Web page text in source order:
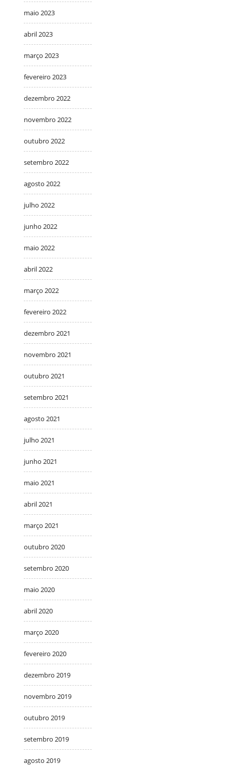
maio 2023
abril 2023
março 2023
fevereiro 2023
dezembro 2022
novembro 2022
outubro 2022
setembro 2022
agosto 2022
julho 2022
junho 2022
maio 2022
abril 2022
março 2022
fevereiro 2022
dezembro 2021
novembro 2021
outubro 2021
setembro 2021
agosto 2021
julho 2021
junho 2021
maio 2021
abril 2021
março 2021
outubro 2020
setembro 2020
maio 2020
abril 2020
março 2020
fevereiro 2020
dezembro 2019
novembro 2019
outubro 2019
setembro 2019
agosto 2019